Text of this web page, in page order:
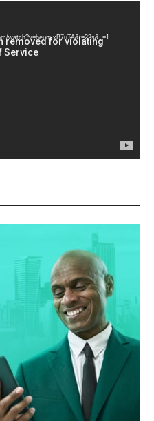
watch?v=heunxxB7uTA&t=22s&_=1